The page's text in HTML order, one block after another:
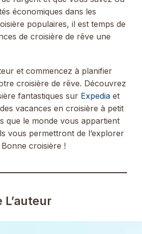
économiques dans les
populaires, il est temps de
de croisière de rêve une
et commencez à planifier
croisière de rêve. Découvrez
fantastiques sur Expedia et
vacances en croisière à petit
que le monde vous appartient
vous permettront de l’explorer
croisière !
L’auteur